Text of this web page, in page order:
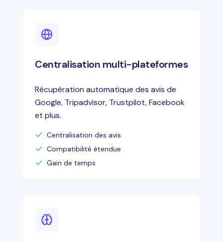
Centralisation multi-plateformes
Récupération automatique des avis de
Google, Tripadvisor, Trustpilot, Facebook
et plus.
Centralisation des avis
Compatibilité étendue
Gain de temps